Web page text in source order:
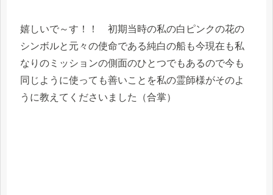
嬉しいで～す！！ 初期当時の私の白ピンクの花の
シンボルと元々の使命である純白の船も今現在も私
なりのミッションの側面のひとつでもあるので今も
同じように使っても善いことを私の霊師様がそのよ
うに教えてくださいました（合掌）